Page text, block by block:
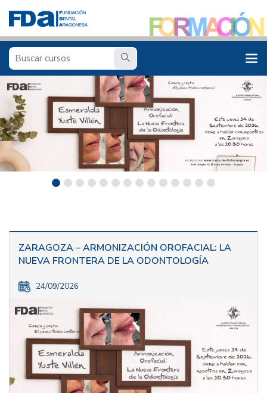
ZARAGOZA – ARMONIZACIÓN OROFACIAL: LA
NUEVA FRONTERA DE LA ODONTOLOGÍA
24/09/2026